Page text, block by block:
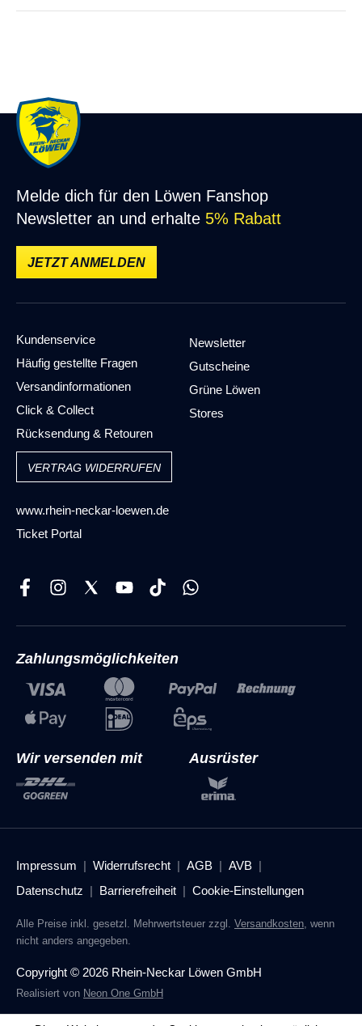
Farbe: Blau, Gelb, Grau
Passform:
Melde dich für den Löwen Fanshop
Newsletter an und erhalte 5% Rabatt
JETZT ANMELDEN
Kundenservice
Häufig gestellte Fragen
Versandinformationen
Click & Collect
Rücksendung & Retouren
Newsletter
Gutscheine
Grüne Löwen
Stores
VERTRAG WIDERRUFEN
www.rhein-neckar-loewen.de
Ticket Portal
Zahlungsmöglichkeiten
Wir versenden mit Ausrüster
Copyright © 2026 Rhein-Neckar Löwen GmbH
Realisiert von Neon One GmbH
Impressum Widerrufsrecht AGB
AVB
Datenschutz
Barrierefreiheit Cookie-Einstellungen
Alle Preise inkl. gesetzl. Mehrwertsteuer zzgl. Versandkosten, wenn
nicht anders angegeben.